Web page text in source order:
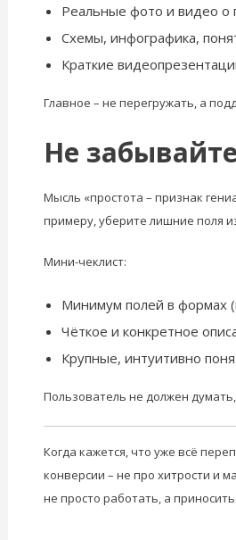
Реальные фото и видео о
Схемы, инфографика,
Краткие
Главное – не перегружать, а
Не
Мысль «простота – признак
примеру, уберите лишние поля
Мини-чеклист:
Минимум полей в формах
Чёткое и конкретное
Крупные, интуитивно
Пользователь не должен
Когда кажется, что уже всё
конверсии – не про хитрости и
не просто работать, а